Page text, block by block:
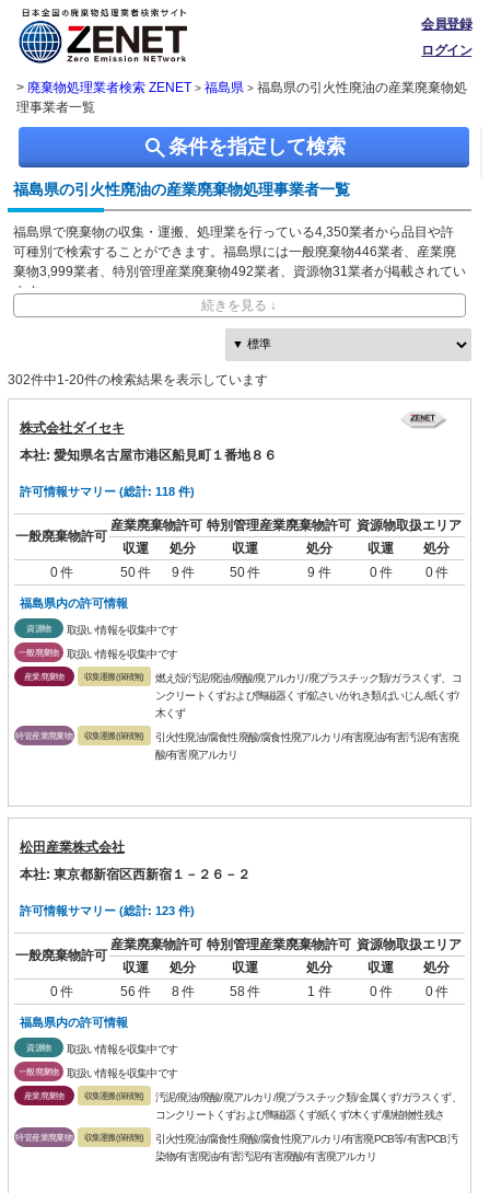
会員登録
ログイン
> 廃棄物処理業者検索 ZENET > 福島県 > 福島県の引火性廃油の産業廃棄物処
理事業者一覧
search条件を指定して検索
福島県の引火性廃油の産業廃棄物処理事業者一覧
福島県で廃棄物の収集・運搬、処理業を行っている4,350業者から品目や許
可種別で検索することができます。福島県には一般廃棄物446業者、産業廃
棄物3,999業者、特別管理産業廃棄物492業者、資源物31業者が掲載されてい
ます。
ZENETでは独自に収集した、本社・事業所の所在地、都道府県や市区町村ご
との取り扱い品目情報を無料で閲覧できます。
続きを見る ↓
302件中1-20件の検索結果を表示しています
株式会社ダイセキ
本社: 愛知県名古屋市港区船見町１番地８６
許可情報サマリー (総計: 118 件)
一般廃棄物許可
産業廃棄物許可 特別管理産業廃棄物許可 資源物取扱エリア
収運
処分 収運 処分 収運
処分
0 件
50 件 9 件 50 件 9 件 0 件 0 件
福島県内の許可情報
資源物 取扱い情報を収集中です
一般廃棄物 取扱い情報を収集中です
産業廃棄物 収集運搬(保積無)
燃え殻/汚泥/廃油/廃酸/廃アルカリ/廃プラスチック類/ガラスくず、コ
ンクリートくずおよび陶磁器くず/鉱さい/がれき類/ばいじん/紙くず/
木くず
特管産業廃棄物 収集運搬(保積無)
引火性廃油/腐食性廃酸/腐食性廃アルカリ/有害廃油/有害汚泥/有害廃
酸/有害廃アルカリ
松田産業株式会社
本社: 東京都新宿区西新宿１－２６－２
許可情報サマリー (総計: 123 件)
一般廃棄物許可
産業廃棄物許可 特別管理産業廃棄物許可 資源物取扱エリア
収運
処分 収運 処分 収運
処分
0 件
56 件 8 件 58 件 1 件 0 件 0 件
福島県内の許可情報
資源物 取扱い情報を収集中です
一般廃棄物 取扱い情報を収集中です
産業廃棄物 収集運搬(保積無)
汚泥/廃油/廃酸/廃アルカリ/廃プラスチック類/金属くず/ガラスくず、
コンクリートくずおよび陶磁器くず/紙くず/木くず/動植物性残さ
特管産業廃棄物 収集運搬(保積無)
引火性廃油/腐食性廃酸/腐食性廃アルカリ/有害廃PCB等/有害PCB汚
染物/有害廃油/有害汚泥/有害廃酸/有害廃アルカリ